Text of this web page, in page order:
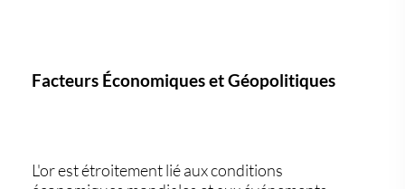
Facteurs Économiques et Géopolitiques
L'or est étroitement lié aux conditions